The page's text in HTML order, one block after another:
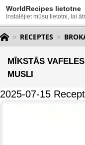
WorldRecipes lietotne
Instalējiet mūsu lietotni, lai
RECEPTES
MĪKSTĀS
MUSLI
2025-07-15